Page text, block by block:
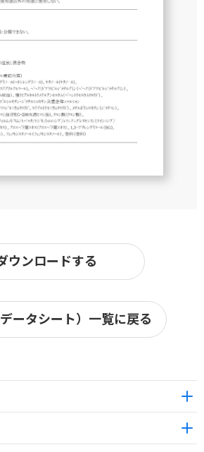
ウンロードする
ータシート）一覧に戻る